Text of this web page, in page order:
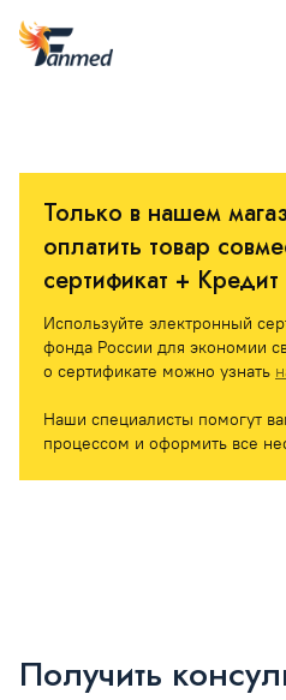
Только в нашем
оплатить товар
сертификат +
Используйте электронный
фонда России для экономии
о сертификате можно узнать
Наши специалисты помогут
процессом и оформить все
Получить